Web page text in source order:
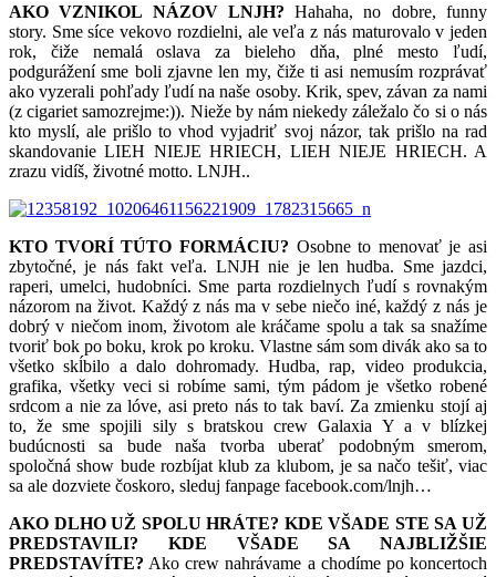
AKO VZNIKOL NÁZOV LNJH? Hahaha, no dobre, funny
story. Sme síce vekovo rozdielni, ale veľa z nás maturovalo v jeden
rok, čiže nemalá oslava za bieleho dňa, plné mesto ľudí,
podgurážení sme boli zjavne len my, čiže ti asi nemusím rozprávať
ako vyzerali pohľady ľudí na naše osoby. Krik, spev, závan za nami
(z cigariet samozrejme:)). Nieže by nám niekedy záležalo čo si o nás
kto myslí, ale prišlo to vhod vyjadriť svoj názor, tak prišlo na rad
skandovanie LIEH NIEJE HRIECH, LIEH NIEJE HRIECH. A
zrazu vidíš, životné motto. LNJH..
KTO TVORÍ TÚTO FORMÁCIU? Osobne to menovať je asi
zbytočné, je nás fakt veľa. LNJH nie je len hudba. Sme jazdci,
raperi, umelci, hudobníci. Sme parta rozdielnych ľudí s rovnakým
názorom na život. Každý z nás ma v sebe niečo iné, každý z nás je
dobrý v niečom inom, životom ale kráčame spolu a tak sa snažíme
tvoriť bok po boku, krok po kroku. Vlastne sám som divák ako sa to
všetko skĺbilo a dalo dohromady. Hudba, rap, video produkcia,
grafika, všetky veci si robíme sami, tým pádom je všetko robené
srdcom a nie za lóve, asi preto nás to tak baví. Za zmienku stojí aj
to, že sme spojili sily s bratskou crew Galaxia Y a v blízkej
budúcnosti sa bude naša tvorba uberať podobným smerom,
spoločná show bude rozbíjat klub za klubom, je sa načo tešiť, viac
sa ale dozviete čoskoro, sleduj fanpage facebook.com/lnjh…
AKO DLHO UŽ SPOLU HRÁTE? KDE VŠADE STE SA UŽ
PREDSTAVILI? KDE VŠADE SA NAJBLIŽŠIE
PREDSTAVÍTE? Ako crew nahrávame a chodíme po koncertoch